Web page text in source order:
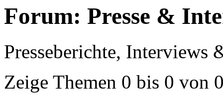
Forum: Presse &
Presseberichte, Interviews
Zeige Themen 0 bis 0 von